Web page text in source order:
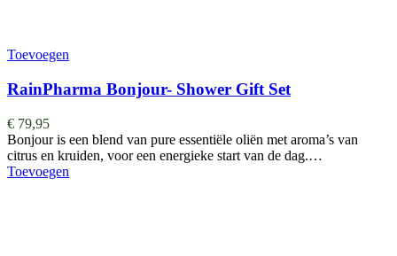
Toevoegen
RainPharma Bonjour- Shower Gift Set
€ 79,95
Bonjour is een blend van pure essentiële oliën met aroma’s van
citrus en kruiden, voor een energieke start van de dag.…
Toevoegen